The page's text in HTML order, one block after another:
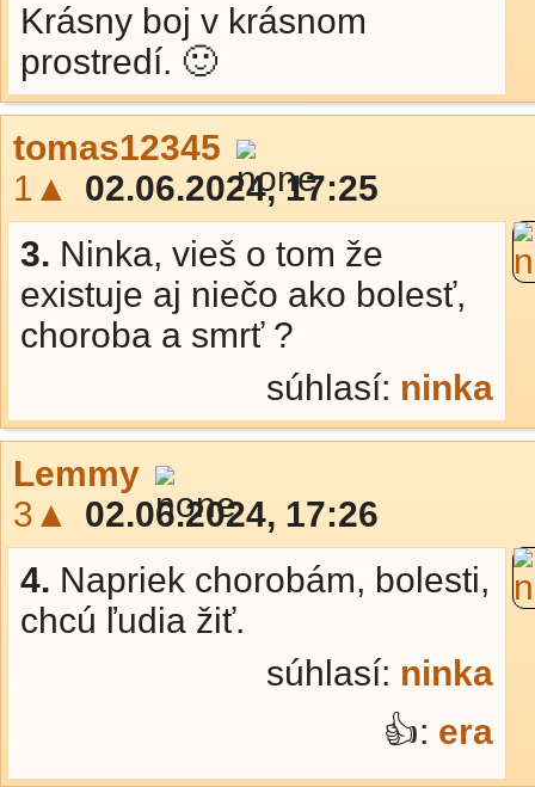
Krásny boj v krásnom
prostredí. 🙂
tomas12345
1▲
02.06.2024, 17:25
3. Ninka, vieš o tom že
existuje aj niečo ako bolesť,
choroba a smrť ?
súhlasí: ninka
Lemmy
3▲
02.06.2024, 17:26
4. Napriek chorobám, bolesti,
chcú ľudia žiť.
súhlasí: ninka
👍: era